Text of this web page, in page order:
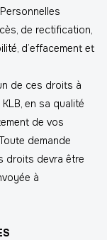
de rectification,
d’effacement et
de ces droits à
en sa qualité
de vos
demande
droits devra être
à